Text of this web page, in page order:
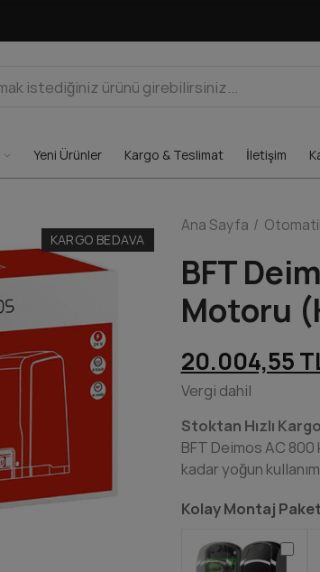
Yeni Ürünler Kargo & Teslimat İletişim
KARGO BEDAVA
Ana Sayfa
BFT
Motoru
20.004,55
Vergi dahil
Stoktan Hızlı
BFT Deimos AC
kadar yoğun
Kolay Montaj